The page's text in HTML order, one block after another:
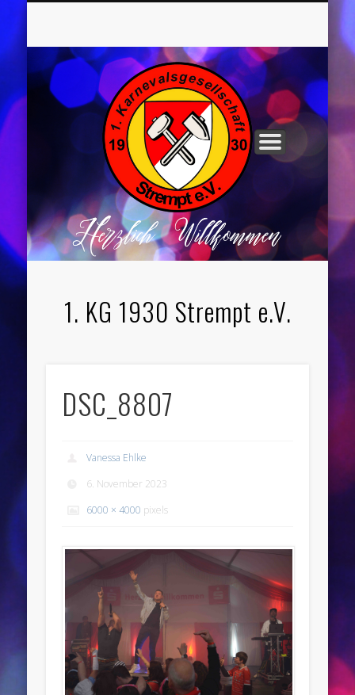
1. KG 1930 Strempt e.V.
DSC_8807
Vanessa Ehlke
6. November 2023
6000 × 4000 pixels